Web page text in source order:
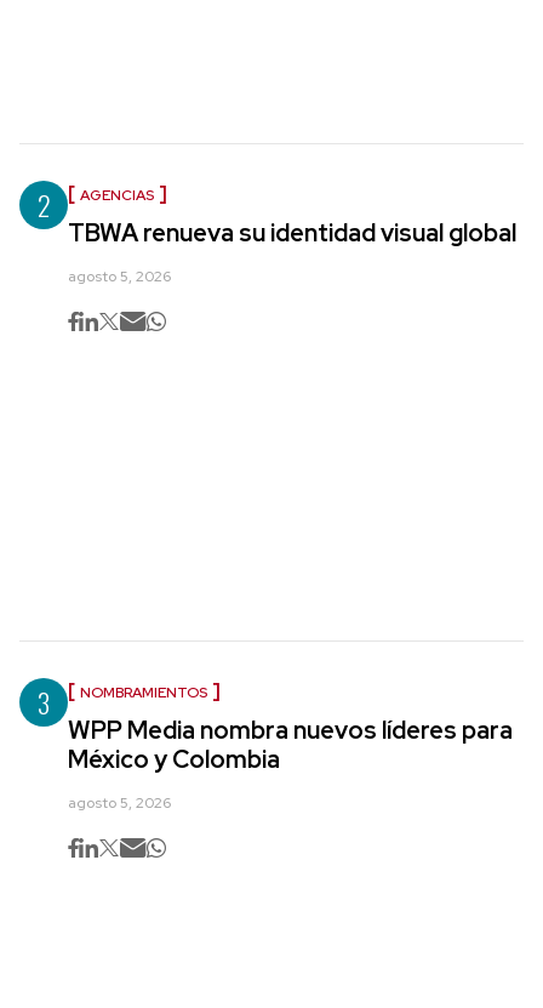
2 AGENCIAS
TBWA renueva su identidad visual global
agosto 5, 2026
3 NOMBRAMIENTOS
WPP Media nombra nuevos líderes para
México y Colombia
agosto 5, 2026